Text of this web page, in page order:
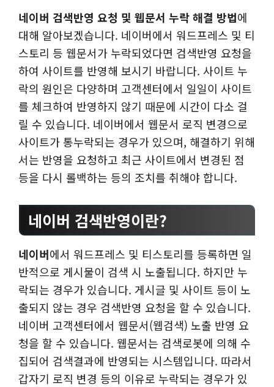
네이버 검색반영 요청 및 웹문서 누락 해결 방법에
대해 알아보겠습니다. 네이버에서 워드프레스 및 티
스토리 등 웹문서가 누락되었다면 검색반영 요청을
하여 사이트를 반영해 보시기 바랍니다. 사이트 누
락의 원인은 다양하며 고객센터에서 일일이 사이트
를 체크하여 반영하지 않기 때문에 시간이 다소 걸
릴 수 있습니다. 네이버에서 웹문서 로직 변경으로
사이트가 통누락되는 경우가 있으며, 해결하기 위해
서는 반영을 요청하고 최근 사이트에서 변경된 점
등을 다시 롤백하는 등의 조치를 취해야 합니다.
네이버 검색반영이란?
네이버에서 워드프레스 및 티스토리를 등록하면 일
반적으로 게시물이 검색 시 노출됩니다. 하지만 누
락되는 경우가 있습니다. 게시글 및 사이트 등이 노
출되지 않는 경우 검색반영 요청을 할 수 있습니다.
네이버 고객센터에서 웹문서(웹검색) 노출 반영 요
청을 할 수 있습니다. 웹문서는 검색로봇에 의해 수
집되어 검색결과에 반영되는 시스템입니다. 따라서
갑자기 로직 변경 등의 이유로 누락되는 경우가 있